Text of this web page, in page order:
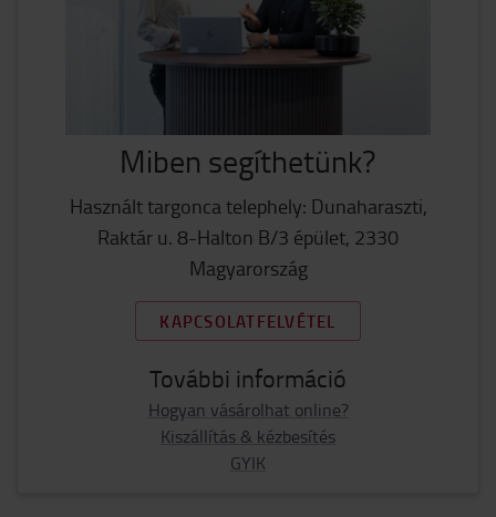
Miben segíthetünk?
Használt targonca telephely: Dunaharaszti,
Raktár u. 8-Halton B/3 épület, 2330
Magyarország
KAPCSOLATFELVÉTEL
További információ
Hogyan vásárolhat online?
Kiszállítás & kézbesítés
GYIK